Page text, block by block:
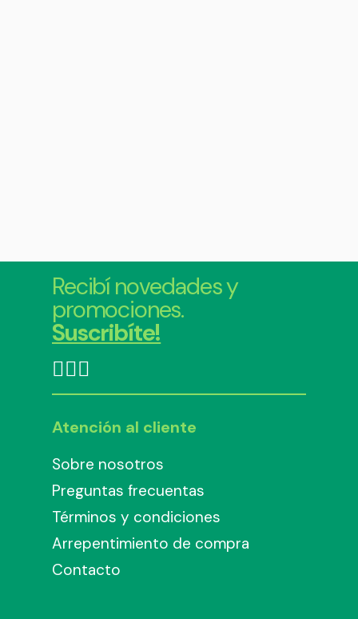
Recibí novedades y
promociones.
Suscribíte!
Atención al cliente
Sobre nosotros
Preguntas frecuentas
Términos y condiciones
Arrepentimiento de compra
Contacto